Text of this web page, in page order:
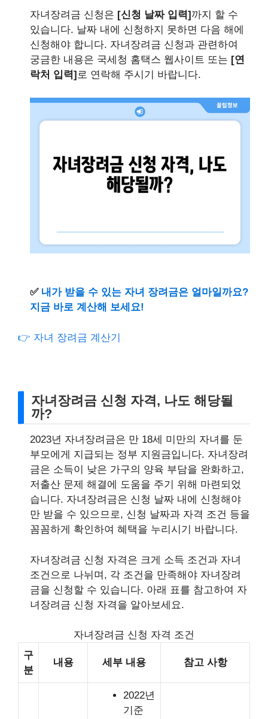
자녀장려금 신청은 [신청 날짜 입력] 까지 할 수
있습니다. 날짜 내에 신청하지 못하면 다음 해에
신청해야 합니다. 자녀장려금 신청과 관련하여
궁금한 내용은 국세청 홈택스 웹사이트 또는 [연
락처 입력] 로 연락해 주시기 바랍니다.
✅ 내가 받을 수 있는 자녀 장려금은 얼마일까요?
지금 바로 계산해 보세요!
👉 자녀 장려금 계산기
자녀장려금 신청 자격, 나도 해당될
까?
2023년 자녀장려금은 만 18세 미만의 자녀를 둔
부모에게 지급되는 정부 지원금입니다. 자녀장려
금은 소득이 낮은 가구의 양육 부담을 완화하고,
저출산 문제 해결에 도움을 주기 위해 마련되었
습니다. 자녀장려금은 신청 날짜 내에 신청해야
만 받을 수 있으므로, 신청 날짜과 자격 조건 등을
꼼꼼하게 확인하여 혜택을 누리시기 바랍니다.
자녀장려금 신청 자격은 크게 소득 조건과 자녀
조건으로 나뉘며, 각 조건을 만족해야 자녀장려
금을 신청할 수 있습니다. 아래 표를 참고하여 자
녀장려금 신청 자격을 알아보세요.
자녀장려금 신청 자격 조건
구
분
내용 세부 내용 참고 사항
2022년
기준